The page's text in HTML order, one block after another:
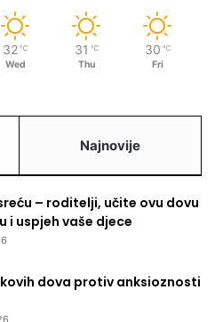
32 ℃
Wed
31 ℃
Thu
30 ℃
Fri
Najnovije
– roditelji, učite ovu dovu
i uspjeh vaše djece
dova protiv anksioznosti